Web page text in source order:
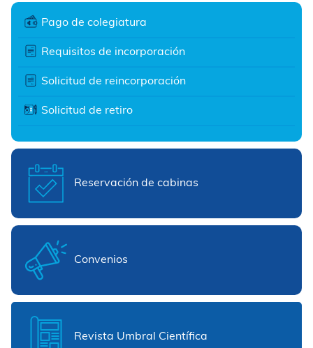
Pago de colegiatura
Requisitos de incorporación
Solicitud de reincorporación
Solicitud de retiro
Reservación de cabinas
Convenios
Revista Umbral Científica